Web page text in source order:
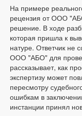
На примере
рецензия от ООО
решение. В ходе
которая пришла к
натуре. Ответчик не
ООО "АБО" для
рассказывает, как
экспертизу может
пересмотру
ошибкам в
инстанции принял